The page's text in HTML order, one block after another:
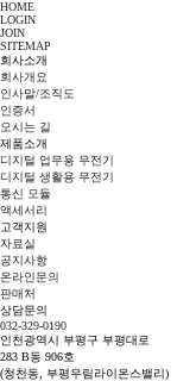
HOME
LOGIN
JOIN
SITEMAP
회사소개
회사개요
인사말/조직도
인증서
오시는 길
제품소개
디지털 업무용 무전기
디지털 생활용 무전기
통신 모듈
액세서리
고객지원
자료실
공지사항
온라인문의
판매처
상담문의
032-329-0190
인천광역시 부평구 부평대로
283 B동 906호
(청천동, 부평우림라이온스밸리)